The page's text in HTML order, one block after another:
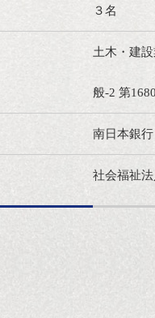
３名
土木・建
般-2 第
南日本銀行
社会福祉